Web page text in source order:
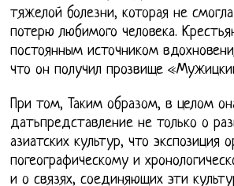
тяжелой болезни, которая не
потерю любимого человека.
постоянным источником
что он получил прозвище
При том, Таким образом, в целом
датьпредставление не только о
азиатских культур, что экспозиция
погеографическому и
и о связях, соединяющих эти